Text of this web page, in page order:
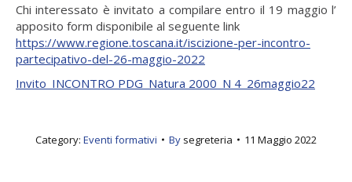
Chi interessato è invitato a compilare entro il 19 maggio l’
apposito form disponibile al seguente link
https://www.regione.toscana.it/iscizione-per-incontro-
partecipativo-del-26-maggio-2022
Invito_INCONTRO PDG_Natura 2000_N 4_26maggio22
Category: Eventi formativi By segreteria 11 Maggio 2022